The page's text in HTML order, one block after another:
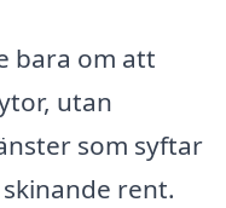
bara om att
utan
som syftar
rent.